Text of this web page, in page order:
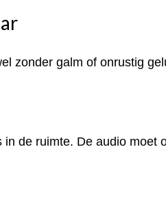
zonder galm of onrustig
de ruimte. De audio moet